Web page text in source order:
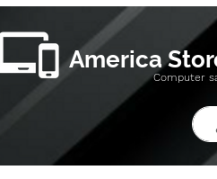
America
Computer